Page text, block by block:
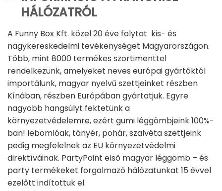
HÁLÓZATRÓL
A Funny Box Kft. közel 20 éve folytat kis- és
nagykereskedelmi tevékenységet Magyarországon.
Több, mint 8000 termékes szortimenttel
rendelkezünk, amelyeket neves európai gyártóktól
importálunk, magyar nyelvű szettjeinket részben
Kínában, részben Európában gyártatjuk. Egyre
nagyobb hangsúlyt fektetünk a
környezetvédelemre, ezért gumi léggömbjeink 100%-
ban! lebomlóak, tányér, pohár, szalvéta szettjeink
pedig megfelelnek az EU környezetvédelmi
direktíváinak. PartyPoint első magyar léggömb – és
party termékeket forgalmazó hálózatunkat 15 évvel
ezelőtt indítottuk el.